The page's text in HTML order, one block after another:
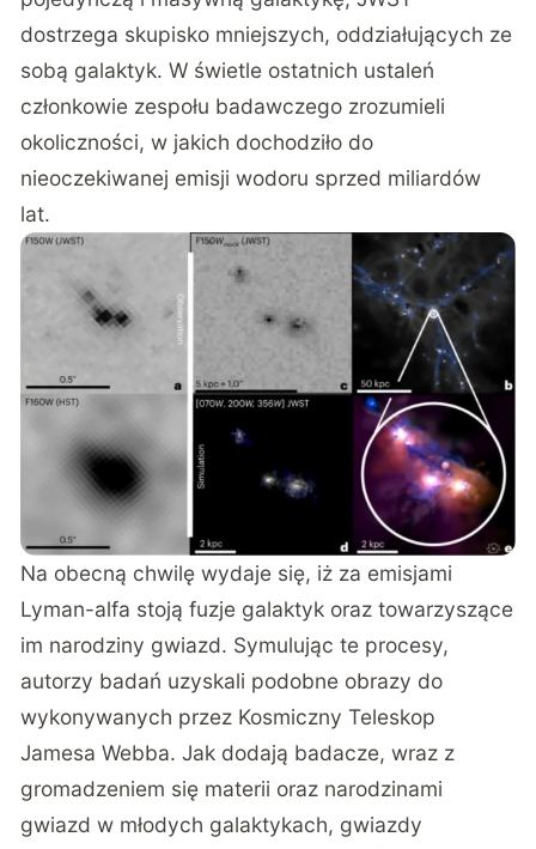
dostrzega skupisko mniejszych, oddziałujących ze
sobą galaktyk. W świetle ostatnich ustaleń
członkowie zespołu badawczego zrozumieli
okoliczności, w jakich dochodziło do
nieoczekiwanej emisji wodoru sprzed miliardów
lat.
Na obecną chwilę wydaje się, iż za emisjami
Lyman-alfa stoją fuzje galaktyk oraz towarzyszące
im narodziny gwiazd. Symulując te procesy,
autorzy badań uzyskali podobne obrazy do
wykonywanych przez Kosmiczny Teleskop
Jamesa Webba. Jak dodają badacze, wraz z
gromadzeniem się materii oraz narodzinami
gwiazd w młodych galaktykach, gwiazdy